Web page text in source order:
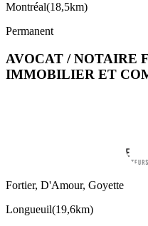
Montréal(18,5km)
Permanent
AVOCAT / NOTAIRE
IMMOBILIER ET
Fortier, D'Amour, Goyette
Longueuil(19,6km)